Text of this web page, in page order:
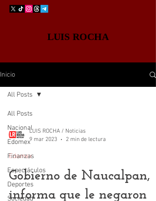
LUIS ROCHA
Inicio
All Posts
Nacional
Edomex
Finanzas
Espectáculos
Deportes
Sociedad
All Posts
LUIS ROCHA / Noticias
9 mar 2023
2 min de lectura
Edomex
Gobierno de Naucalpan,
informa que le negaron